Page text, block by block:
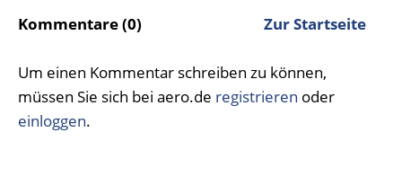
Kommentare (0) Zur Startseite
Um einen Kommentar schreiben zu können,
müssen Sie sich bei aero.de registrieren oder
einloggen.